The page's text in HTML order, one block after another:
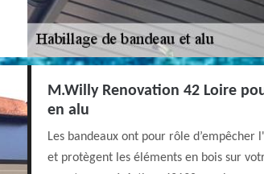
M.Willy Renovation 42 Loire
en alu
Les bandeaux ont pour rôle
et protègent les éléments en bois sur